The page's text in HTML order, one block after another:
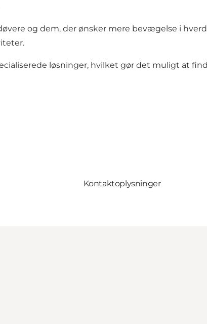
og dem, der ønsker mere bevægelse i
løsninger, hvilket gør det muligt at
Kontaktoplysninger